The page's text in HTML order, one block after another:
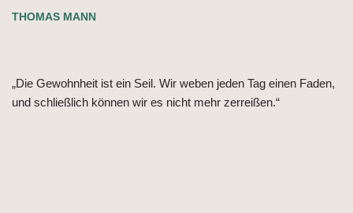
THOMAS MANN
„Die Gewohnheit ist ein Seil. Wir weben jeden Tag einen Faden,
und schließlich können wir es nicht mehr zerreißen.“